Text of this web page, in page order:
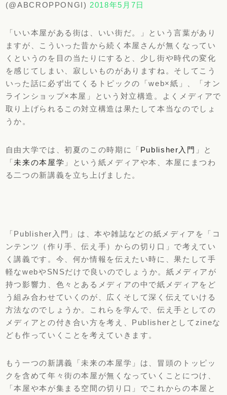
(@ABCROPPONGI) 2018年5月7日
「いい本屋がある街は、いい街だ。」という言葉があり
ますが、こういった昔から続く本屋さんが無くなってい
くというのを目の当たりにすると、少し街や時代の変化
を感じてしまい、寂しいものがありますね。そしてこう
いった話に必ず出てくるトピックの「web×紙」、「オン
ラインショップ×本屋」という対立構造。よくメディアで
取り上げられるこの対立構造は果たして本当なのでしょ
うか。
自由大学では、初夏のこの時期に「 Publisher入門 」と
「未来の本屋学 」という紙メディアや本、本屋にまつわ
る二つの新講義を立ち上げました。
「Publisher入門」は、本や雑誌などの紙メディアを「コ
ンテンツ（作り手、伝え手）からの切り口」で考えてい
く講義です。今、何か情報を伝えたい時に、果たして手
軽なwebやSNSだけで良いのでしょうか。紙メディアが
持つ影響力、色々とあるメディアの中で紙メディアをど
う組み合わせていくのが、広くそして深く伝えていける
方法なのでしょうか。これらを学んで、伝え手としての
メディアとの付き合い方を考え、Publisherとしてzineな
ども作っていくことを考えていきます。
もう一つの新講義「未来の本屋学」は、冒頭のトッピッ
クを含めて年々街の本屋が無くなっていくことにつけ、
「本屋や本が集まる空間の切り口」でこれからの本屋と